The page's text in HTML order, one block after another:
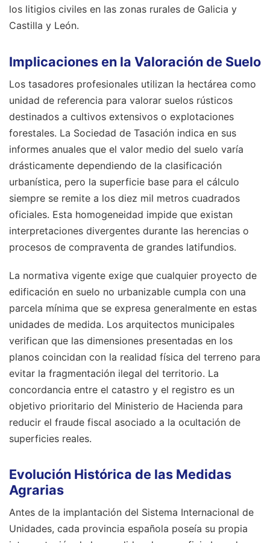
los litigios civiles en las zonas rurales de Galicia y
Castilla y León.
Implicaciones en la Valoración de Suelo
Los tasadores profesionales utilizan la hectárea como
unidad de referencia para valorar suelos rústicos
destinados a cultivos extensivos o explotaciones
forestales. La Sociedad de Tasación indica en sus
informes anuales que el valor medio del suelo varía
drásticamente dependiendo de la clasificación
urbanística, pero la superficie base para el cálculo
siempre se remite a los diez mil metros cuadrados
oficiales. Esta homogeneidad impide que existan
interpretaciones divergentes durante las herencias o
procesos de compraventa de grandes latifundios.
La normativa vigente exige que cualquier proyecto de
edificación en suelo no urbanizable cumpla con una
parcela mínima que se expresa generalmente en estas
unidades de medida. Los arquitectos municipales
verifican que las dimensiones presentadas en los
planos coincidan con la realidad física del terreno para
evitar la fragmentación ilegal del territorio. La
concordancia entre el catastro y el registro es un
objetivo prioritario del Ministerio de Hacienda para
reducir el fraude fiscal asociado a la ocultación de
superficies reales.
Evolución Histórica de las Medidas
Agrarias
Antes de la implantación del Sistema Internacional de
Unidades, cada provincia española poseía su propia